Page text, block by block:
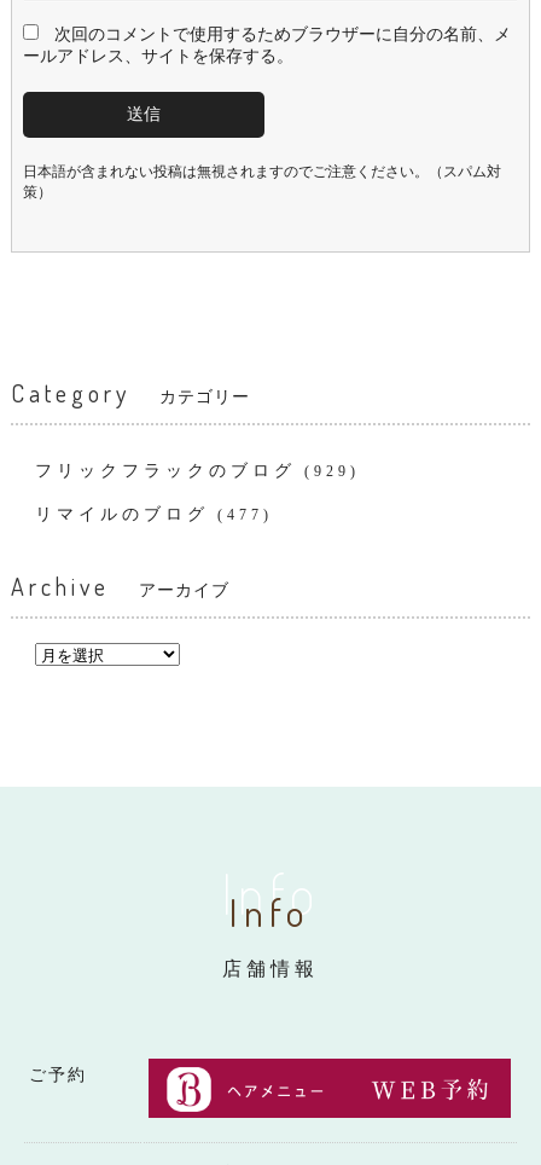
次回のコメントで使用するためブラウザーに自分の名前、メ
ールアドレス、サイトを保存する。
日本語が含まれない投稿は無視されますのでご注意ください。（スパム対
策）
Category カテゴリー
フリックフラックのブログ (929)
リマイルのブログ (477)
Archive アーカイブ
Info
Info
店舗情報
ご予約